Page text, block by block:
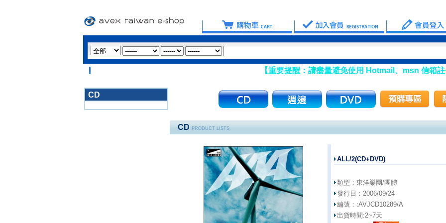
【重要提醒：請盡量避免使用 Hotmail、msn 信箱註冊
CD
CD PRODUCT LISTS
ALL/2(CD+DVD)
類型： 東洋樂團/團體
發行日： 2006/09/24
編號：:AVJCD10289/A
出貨時間:2~7天